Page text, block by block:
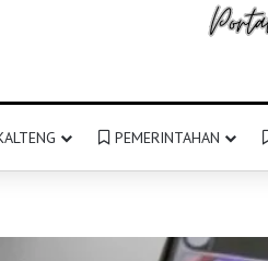
PEMERINTAHAN